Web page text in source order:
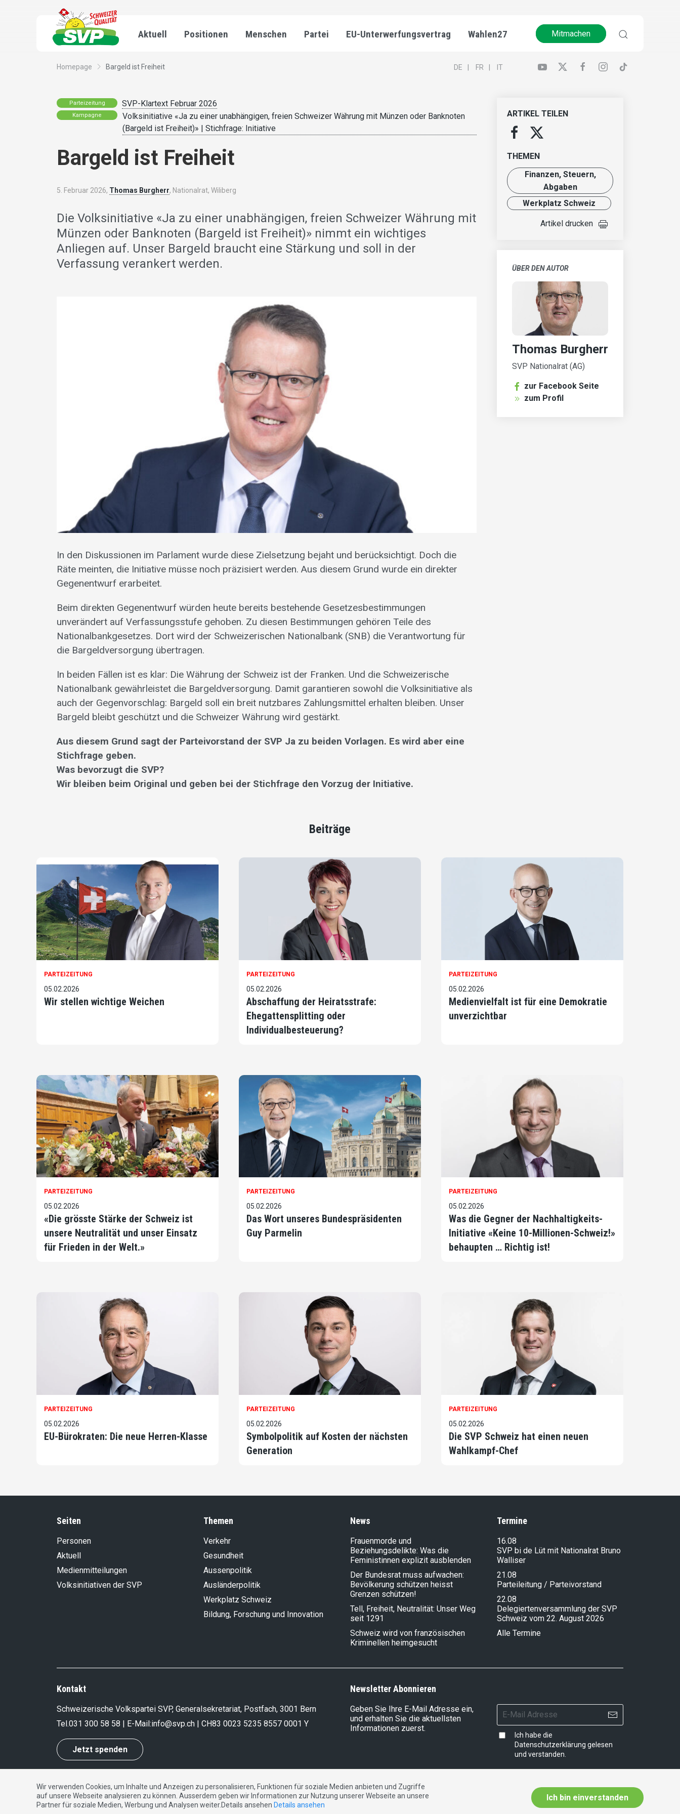
Aktuell Positionen Menschen Partei EU-Unterwerfungsvertrag Wahlen27 Mitmachen
Homepage Bargeld ist Freiheit DE FR IT
Parteizeitung SVP-Klartext Februar 2026
Kampagne
Volksinitiative «Ja zu einer unabhängigen, freien Schweizer Währung mit Münzen oder Banknoten
(Bargeld ist Freiheit)» | Stichfrage: Initiative
Bargeld ist Freiheit
5. Februar 2026, Thomas Burgherr, Nationalrat, Wiliberg
Die Volksinitiative «Ja zu einer unabhängigen, freien Schweizer Währung mit
Münzen oder Banknoten (Bargeld ist Freiheit)» nimmt ein wichtiges
Anliegen auf. Unser Bargeld braucht eine Stärkung und soll in der
Verfassung verankert werden.
In den Diskussionen im Parlament wurde diese Zielsetzung bejaht und berücksichtigt. Doch die
Räte meinten, die Initiative müsse noch präzisiert werden. Aus diesem Grund wurde ein direkter
Gegenentwurf erarbeitet.
Beim direkten Gegenentwurf würden heute bereits bestehende Gesetzesbestimmungen
unverändert auf Verfassungsstufe gehoben. Zu diesen Bestimmungen gehören Teile des
Nationalbankgesetzes. Dort wird der Schweizerischen Nationalbank (SNB) die Verantwortung für
die Bargeldversorgung übertragen.
In beiden Fällen ist es klar: Die Währung der Schweiz ist der Franken. Und die Schweizerische
Nationalbank gewährleistet die Bargeldversorgung. Damit garantieren sowohl die Volksinitiative als
auch der Gegenvorschlag: Bargeld soll ein breit nutzbares Zahlungsmittel erhalten bleiben. Unser
Bargeld bleibt geschützt und die Schweizer Währung wird gestärkt.
Aus diesem Grund sagt der Parteivorstand der SVP Ja zu beiden Vorlagen. Es wird aber eine
Stichfrage geben.
Was bevorzugt die SVP?
Wir bleiben beim Original und geben bei der Stichfrage den Vorzug der Initiative.
ARTIKEL TEILEN
THEMEN
Finanzen, Steuern,
Abgaben
Werkplatz Schweiz
Artikel drucken
ÜBER DEN AUTOR
Thomas Burgherr
SVP Nationalrat (AG)
zur Facebook Seite
zum Profil
Beiträge
PARTEIZEITUNG
05.02.2026
Wir stellen wichtige Weichen
PARTEIZEITUNG
05.02.2026
Abschaffung der Heiratsstrafe:
Ehegattensplitting oder
Individualbesteuerung?
PARTEIZEITUNG
05.02.2026
Medienvielfalt ist für eine Demokratie
unverzichtbar
PARTEIZEITUNG
05.02.2026
«Die grösste Stärke der Schweiz ist
unsere Neutralität und unser Einsatz
für Frieden in der Welt.»
PARTEIZEITUNG
05.02.2026
Das Wort unseres Bundespräsidenten
Guy Parmelin
PARTEIZEITUNG
05.02.2026
Was die Gegner der Nachhaltigkeits-
Initiative «Keine 10-Millionen-Schweiz!»
behaupten … Richtig ist!
PARTEIZEITUNG
05.02.2026
EU-Bürokraten: Die neue Herren-Klasse
PARTEIZEITUNG
05.02.2026
Symbolpolitik auf Kosten der nächsten
Generation
PARTEIZEITUNG
05.02.2026
Die SVP Schweiz hat einen neuen
Wahlkampf-Chef
Seiten
Personen
Aktuell
Medienmitteilungen
Volksinitiativen der SVP
Themen
Verkehr
Gesundheit
Aussenpolitik
Ausländer­politik
Werkplatz Schweiz
Bildung, Forschung und Innovation
News
Frauenmorde und
Beziehungsdelikte: Was die
Feministinnen explizit ausblenden
Der Bundesrat muss aufwachen:
Bevölkerung schützen heisst
Grenzen schützen!
Tell, Freiheit, Neutralität: Unser Weg
seit 1291
Schweiz wird von französischen
Kriminellen heimgesucht
Termine
16.08
SVP bi de Lüt mit Nationalrat Bruno
Walliser
21.08
Parteileitung / Parteivorstand
22.08
Delegiertenversammlung der SVP
Schweiz vom 22. August 2026
Alle Termine
Kontakt
Schweizerische Volkspartei SVP, Generalsekretariat, Postfach, 3001 Bern
Tel.031 300 58 58 | E-Mail:info@svp.ch | CH83 0023 5235 8557 0001 Y
Jetzt spenden
Newsletter Abonnieren
Geben Sie Ihre E-Mail Adresse ein,
und erhalten Sie die aktuellsten
Informationen zuerst.
Ich habe die
Datenschutzerklärung gelesen
und verstanden.
Impressum| Datenschutzerklärung|Kontakt DE FR IT
Wir verwenden Cookies, um Inhalte und Anzeigen zu personalisieren, Funktionen für soziale Medien anbieten und Zugriffe
auf unsere Webseite analysieren zu können. Ausserdem geben wir Informationen zur Nutzung unserer Webseite an unsere
Partner für soziale Medien, Werbung und Analysen weiter.Details ansehen Details ansehen
Ich bin einverstanden